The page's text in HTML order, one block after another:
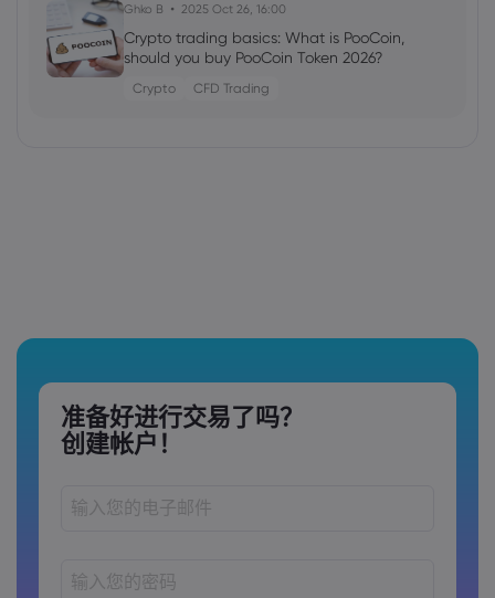
Ghko B 2025 Oct 26, 16:00
Crypto trading basics: What is PooCoin,
should you buy PooCoin Token 2026?
Crypto CFD Trading
准备好进行交易了吗？
创建帐户！